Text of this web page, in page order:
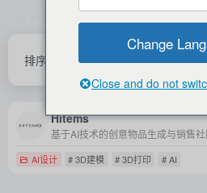
排序 发布 更新 浏览 点赞
Hitems
AI设计 # 3D建模 # 3D打印 # AI
Change
Close and do not